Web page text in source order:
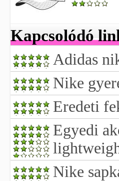
Kapcsolódó
Adidas
Nike
Eredeti
Egyedi
Nike